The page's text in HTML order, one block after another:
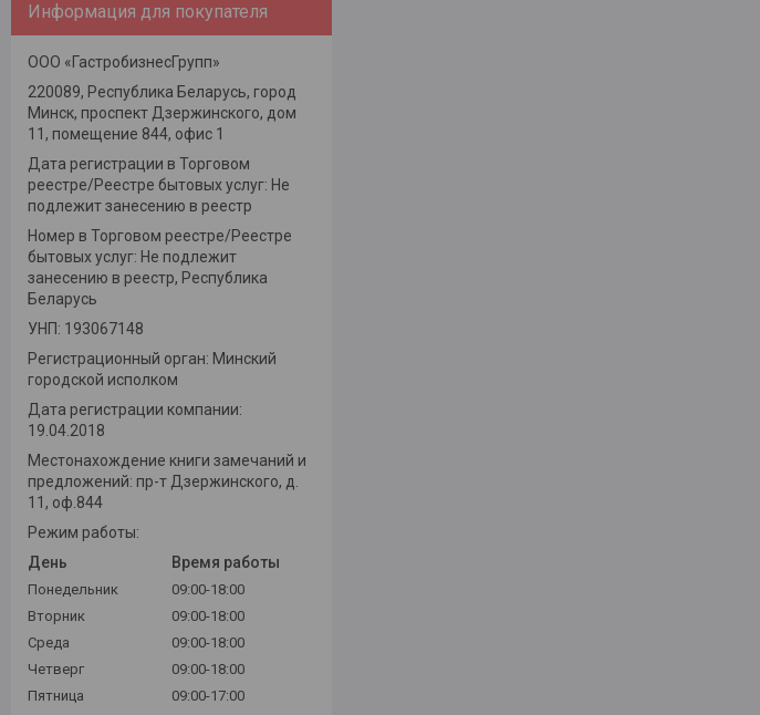
Информация для покупателя
ООО «ГастробизнесГрупп»
220089, Республика Беларусь, город
Минск, проспект Дзержинского, дом
11, помещение 844, офис 1
Дата регистрации в Торговом
реестре/Реестре бытовых услуг: Не
подлежит занесению в реестр
Номер в Торговом реестре/Реестре
бытовых услуг: Не подлежит
занесению в реестр, Республика
Беларусь
УНП: 193067148
Регистрационный орган: Минский
городской исполком
Дата регистрации компании:
19.04.2018
Местонахождение книги замечаний и
предложений: пр-т Дзержинского, д.
11, оф.844
Режим работы:
День
Время работы
Понедельник
09:00-18:00
Вторник
09:00-18:00
Среда
09:00-18:00
Четверг
09:00-18:00
Пятница
09:00-17:00